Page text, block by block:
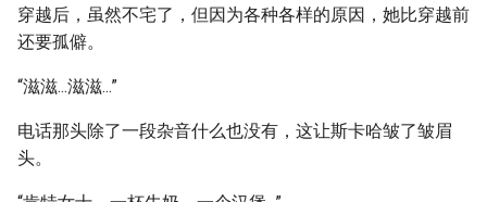
穿越后，虽然不宅了，但因为各种各样的原因，她比穿越前
还要孤僻。
“滋滋...滋滋...”
电话那头除了一段杂音什么也没有，这让斯卡哈皱了皱眉
头。